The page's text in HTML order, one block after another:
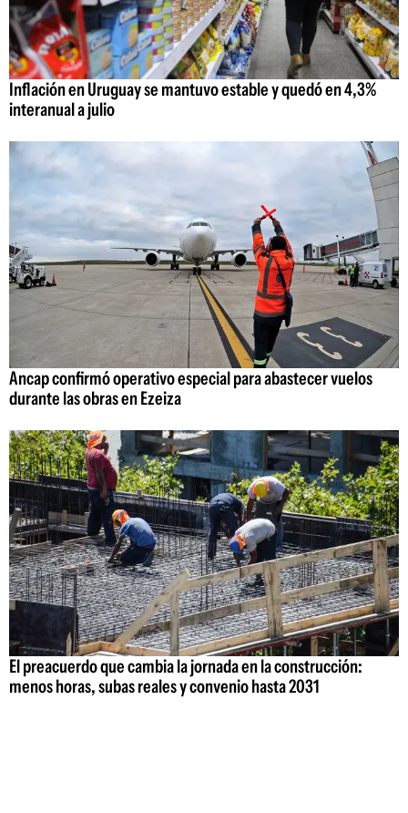
Inflación en Uruguay se mantuvo estable y quedó en 4,3%
interanual a julio
Ancap confirmó operativo especial para abastecer vuelos
durante las obras en Ezeiza
El preacuerdo que cambia la jornada en la construcción:
menos horas, subas reales y convenio hasta 2031